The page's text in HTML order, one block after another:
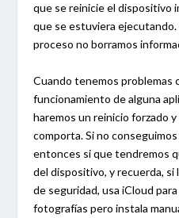
que se reinicie el dispositivo
que se estuviera
proceso no borramos
Cuando tenemos problemas
funcionamiento de alguna
haremos un reinicio forzado
comporta. Si no
entonces si que tendremos
del dispositivo, y recuerda, si
de seguridad, usa iCloud
fotografías pero instala